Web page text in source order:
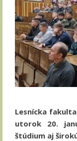
Lesnícka
utorok 20.
štúdium aj